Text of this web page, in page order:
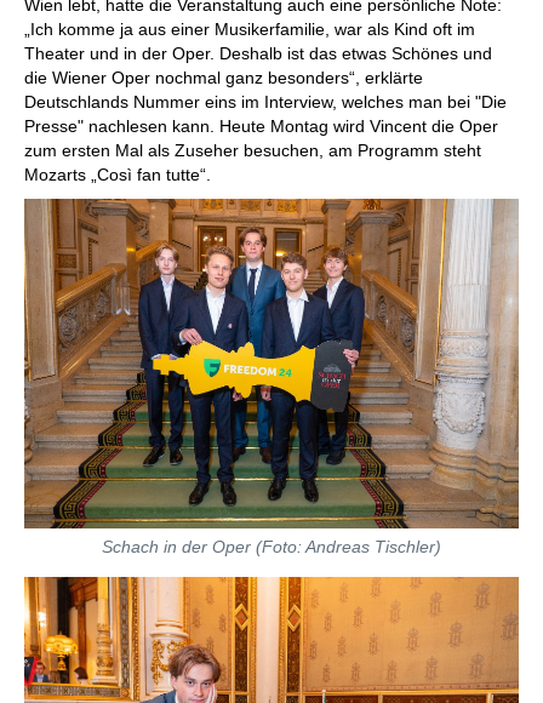
Wien lebt, hatte die Veranstaltung auch eine persönliche Note:
„Ich komme ja aus einer Musikerfamilie, war als Kind oft im
Theater und in der Oper. Deshalb ist das etwas Schönes und
die Wiener Oper nochmal ganz besonders“, erklärte
Deutschlands Nummer eins im Interview, welches man bei "Die
Presse" nachlesen kann. Heute Montag wird Vincent die Oper
zum ersten Mal als Zuseher besuchen, am Programm steht
Mozarts „Così fan tutte“.
Schach in der Oper (Foto: Andreas Tischler)